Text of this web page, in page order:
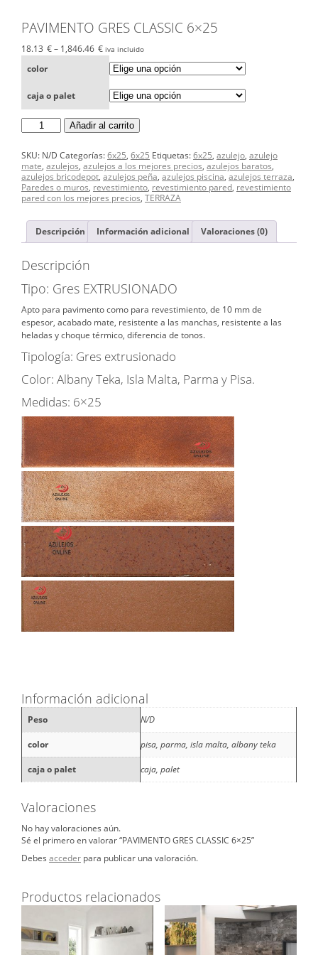
PAVIMENTO GRES CLASSIC 6×25
18.13 €– 1,846.46 € iva incluido
color
caja o palet
PAVIMENTO
GRES
6x25
cantidad
Añadir al carrito
SKU: N/D Categorías:6x25, 6x25 Etiquetas:6x25, azulejo, azulejo
mate, azulejos, azulejos a los mejores precios, azulejos baratos,
azulejos bricodepot, azulejos peña, azulejos piscina, azulejos terraza,
Paredes o muros, revestimiento, revestimiento pared, revestimiento
pared con los mejores precios, TERRAZA
Descripción Información adicional Valoraciones (0)
Descripción
Tipo: Gres EXTRUSIONADO
Apto para pavimento como para revestimiento, de 10 mm de
espesor, acabado mate, resistente a las manchas, resistente a las
heladas y choque térmico, diferencia de tonos.
Tipología: Gres extrusionado
Color: Albany Teka, Isla Malta, Parma y Pisa.
Medidas: 6×25
Información adicional
Peso N/D
color pisa, parma, isla malta, albany teka
caja o palet caja, palet
Valoraciones
No hay valoraciones aún.
Sé el primero en valorar “PAVIMENTO GRES CLASSIC 6×25”
Debes acceder para publicar una valoración.
Productos relacionados